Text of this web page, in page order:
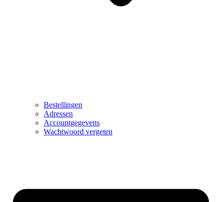
Bestellingen
Adressen
Accountgegevens
Wachtwoord vergeten